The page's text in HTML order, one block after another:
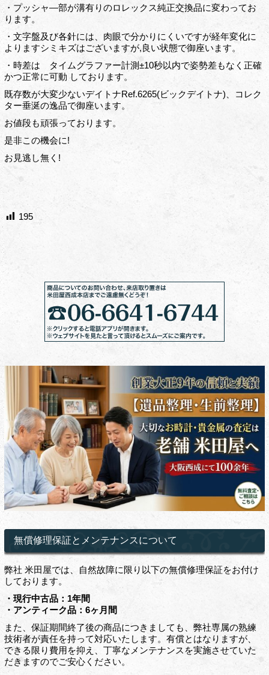
・プッシャ―部が溝有りのロレックス純正交換品に変わってお
ります。
・文字盤及び各針には、肉眼で分かりにくいですが経年変化に
よりますシミキズはございますが,良い状態で御座います。
・時差は タイムグラファー計測±10秒以内で姿勢差もなく正確
かつ正常に可動 しております。
既存数が大変少ないデイトナRef.6265(ビックデイトナ)、コレク
ター垂涎の逸品で御座います。
お値段も頑張っております。
是非この機会に!
お見逃し無く!
195
無償修理保証とメンテナンスについて
弊社 米田屋では、自然故障に限り以下の無償修理保証をお付け
しております。
・現行中古品：1年間
・アンティーク品：6ヶ月間
また、保証期間終了後の商品につきましても、弊社専属の熟練
技術者が責任を持って対応いたします。有償とはなりますが、
できる限り費用を抑え、丁寧なメンテナンスを実施させていた
だきますのでご安心ください。